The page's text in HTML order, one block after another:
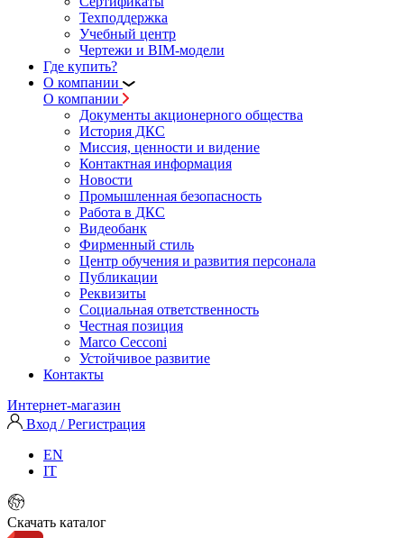
Техподдержка
Учебный центр
Чертежи и BIM-модели
Где купить?
О компании
О компании
Документы акционерного общества
История ДКС
Миссия, ценности и видение
Контактная информация
Новости
Промышленная безопасность
Работа в ДКС
Видеобанк
Фирменный стиль
Центр обучения и развития персонала
Публикации
Реквизиты
Социальная ответственность
Честная позиция
Marco Cecconi
Устойчивое развитие
Контакты
Интернет-магазин
Вход / Регистрация
EN
IT
Скачать каталог